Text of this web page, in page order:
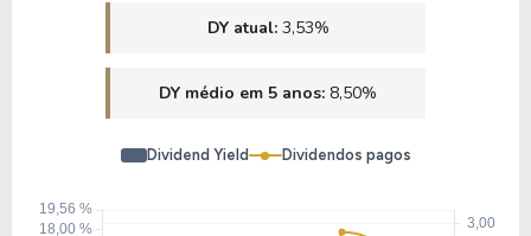
DY atual: 3,53%
DY médio em 5 anos: 8,50%
Dividend Yield Dividendos pagos